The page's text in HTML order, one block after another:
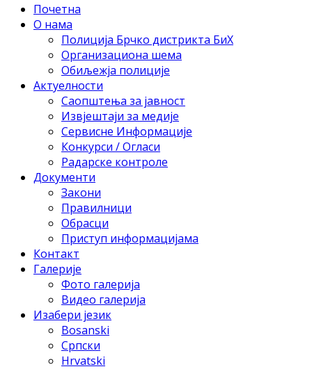
Почетна
О нама
Полиција Брчко дистрикта БиХ
Организациона шема
Обиљежја полиције
Актуелности
Саопштења за јавност
Извјештаји за медије
Сервисне Информације
Конкурси / Огласи
Радарске контроле
Документи
Закони
Правилници
Обрасци
Приступ информацијама
Контакт
Галерије
Фото галерија
Видео галерија
Изабери језик
Bosanski
Српски
Hrvatski